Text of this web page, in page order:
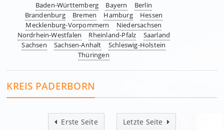
Baden-Württemberg Bayern
Berlin
Brandenburg
Bremen Hamburg
Hessen
Mecklenburg-Vorpommern
Niedersachsen
Nordrhein-Westfalen
Rheinland-Pfalz
Saarland
Sachsen
Sachsen-Anhalt
Schleswig-Holstein
Thüringen
KREIS PADERBORN
Erste Seite Letzte Seite